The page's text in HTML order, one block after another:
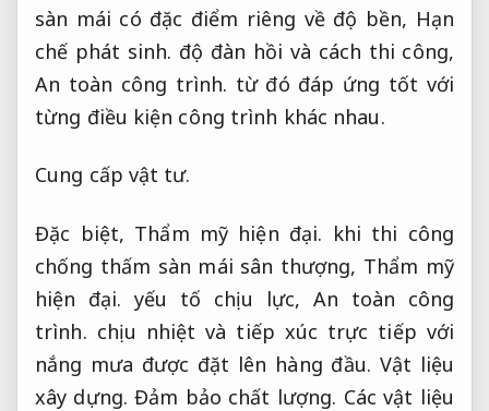
sàn mái có đặc điểm riêng về độ bền, Hạn
chế phát sinh. độ đàn hồi và cách thi công,
An toàn công trình. từ đó đáp ứng tốt với
từng điều kiện công trình khác nhau.
Cung cấp vật tư.
Đặc biệt, Thẩm mỹ hiện đại. khi thi công
chống thấm sàn mái sân thượng, Thẩm mỹ
hiện đại. yếu tố chịu lực, An toàn công
trình. chịu nhiệt và tiếp xúc trực tiếp với
nắng mưa được đặt lên hàng đầu. Vật liệu
xây dựng. Đảm bảo chất lượng. Các vật liệu